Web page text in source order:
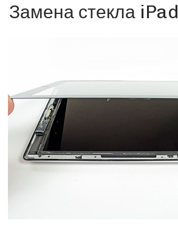
Замена стекла iPad